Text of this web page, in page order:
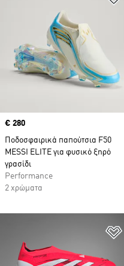
Price
€ 280
Ποδοσφαιρικά παπούτσια F50
MESSI ELITE για φυσικό ξηρό
γρασίδι
Performance
2 χρώματα